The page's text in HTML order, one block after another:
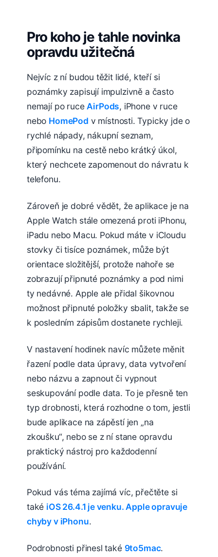
Pro koho je tahle novinka
opravdu užitečná
Nejvíc z ní budou těžit lidé, kteří si
poznámky zapisují impulzivně a často
nemají po ruce AirPods, iPhone v ruce
nebo HomePod v místnosti. Typicky jde o
rychlé nápady, nákupní seznam,
připomínku na cestě nebo krátký úkol,
který nechcete zapomenout do návratu k
telefonu.
Zároveň je dobré vědět, že aplikace je na
Apple Watch stále omezená proti iPhonu,
iPadu nebo Macu. Pokud máte v iCloudu
stovky či tisíce poznámek, může být
orientace složitější, protože nahoře se
zobrazují připnuté poznámky a pod nimi
ty nedávné. Apple ale přidal šikovnou
možnost připnuté položky sbalit, takže se
k posledním zápisům dostanete rychleji.
V nastavení hodinek navíc můžete měnit
řazení podle data úpravy, data vytvoření
nebo názvu a zapnout či vypnout
seskupování podle data. To je přesně ten
typ drobnosti, která rozhodne o tom, jestli
bude aplikace na zápěstí jen „na
zkoušku“, nebo se z ní stane opravdu
praktický nástroj pro každodenní
používání.
Pokud vás téma zajímá víc, přečtěte si
také iOS 26.4.1 je venku. Apple opravuje
chyby v iPhonu.
Podrobnosti přinesl také 9to5mac.